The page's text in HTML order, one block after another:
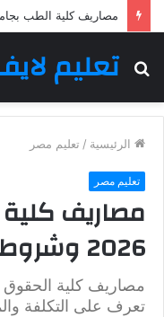
مصاريف كلية الطب بجامعة
تعليم
بحث
الرئيسية / تعليم مصر
تعليم مصر
مصاريف
2026 وشروط القبول
تعرف على التكلفة